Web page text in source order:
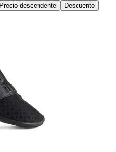
Precio descendente Descuento